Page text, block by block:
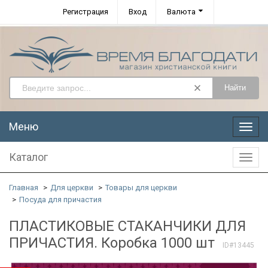
Регистрация Вход Валюта
Найти
Меню
Меню
Каталог
Главная Для церкви
Товары для церкви
Посуда для причастия
ПЛАСТИКОВЫЕ СТАКАНЧИКИ ДЛЯ
ПРИЧАСТИЯ. Коробка 1000 шт
ID#13445